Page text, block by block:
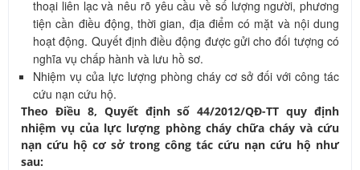
thoại liên lạc và nêu rõ yêu cầu về số lượng người, phương
tiện cần điều động, thời gian, địa điểm có mặt và nội dung
hoạt động. Quyết định điều động được gửi cho đối tượng có
nghĩa vụ chấp hành và lưu hồ sơ.
Nhiệm vụ của lực lượng phòng cháy cơ sở đối với công tác
cứu nạn cứu hộ.
Theo Điều 8, Quyết định số 44/2012/QĐ-TT quy định
nhiệm vụ của lực lượng phòng cháy chữa cháy và cứu
nạn cứu hộ cơ sở trong công tác cứu nạn cứu hộ như
sau: